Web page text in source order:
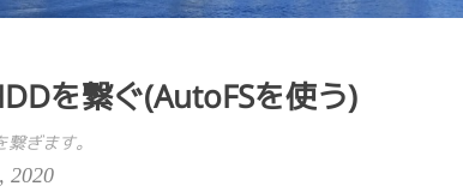
を繋ぐ(AutoFSを使う)
ぎます。
2020